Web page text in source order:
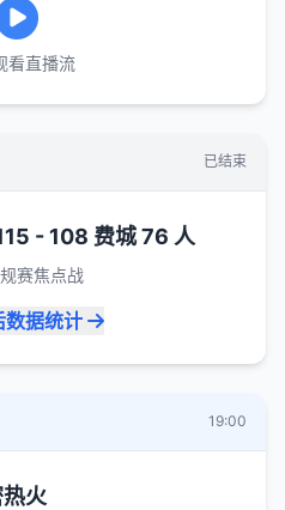
看直播流
已结束
- 108 费城 76 人
赛焦点战
数据统计
19:00
火